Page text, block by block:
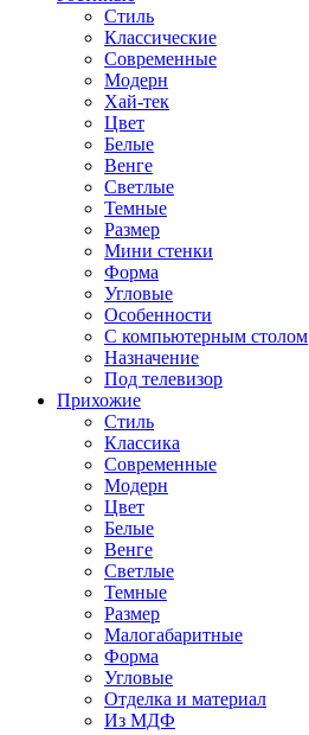
Стиль
Классические
Современные
Модерн
Хай-тек
Цвет
Белые
Венге
Светлые
Темные
Размер
Мини стенки
Форма
Угловые
Особенности
С компьютерным столом
Назначение
Под телевизор
Прихожие
Стиль
Классика
Современные
Модерн
Цвет
Белые
Венге
Светлые
Темные
Размер
Малогабаритные
Форма
Угловые
Отделка и материал
Из МДФ